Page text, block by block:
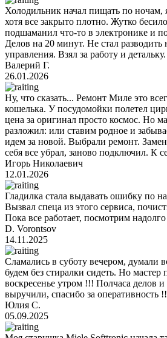
Холодильник начал пищать по ночам,
хотя все закрыто плотно. Жутко
подшаманил что-то в электронике и
Делов на 20 минут. Не стал разводить
управления. Взял за работу и
Валерий Г.
26.01.2026
Ну, что сказать... Ремонт Миле это
кошелька. У посудомойки полетел
цена за оригинал просто космос. Но
разложил: или ставим родное и
идем за новой. Выбрали ремонт.
себя все убрал, заново подключил. К
Игорь Николаевич
12.01.2026
Гладилка стала выдавать ошибку по
Вызвал спеца из этого сервиса,
Пока все работает, посмотрим
D. Vorontsov
14.11.2025
Сламались в суботу вечером, думали
будем без стиралки сидеть. Но мастер
воскресенье утром !!! Полчаса делов
выручили, спасибо за оперативность
Юлия С.
05.09.2025